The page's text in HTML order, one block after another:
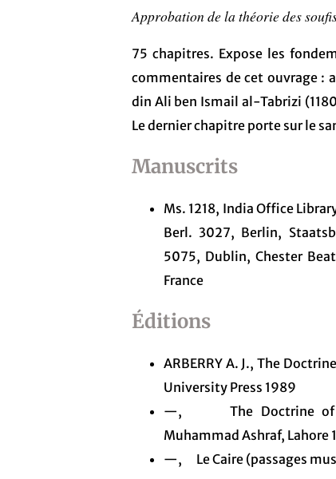
Approbation de la théorie des
75 chapitres. Expose les
commentaires de cet ouvrage :
din Ali ben Ismail al-Tabrizi
Le dernier chapitre porte sur le
Manuscrits
Ms. 1218, India Office
Berl. 3027, Berlin,
5075, Dublin, Chester
France
Éditions
ARBERRY A. J., The
University Press 1989
—, The Doctrine of
Muhammad Ashraf, Lahore
—, Le Caire (passages